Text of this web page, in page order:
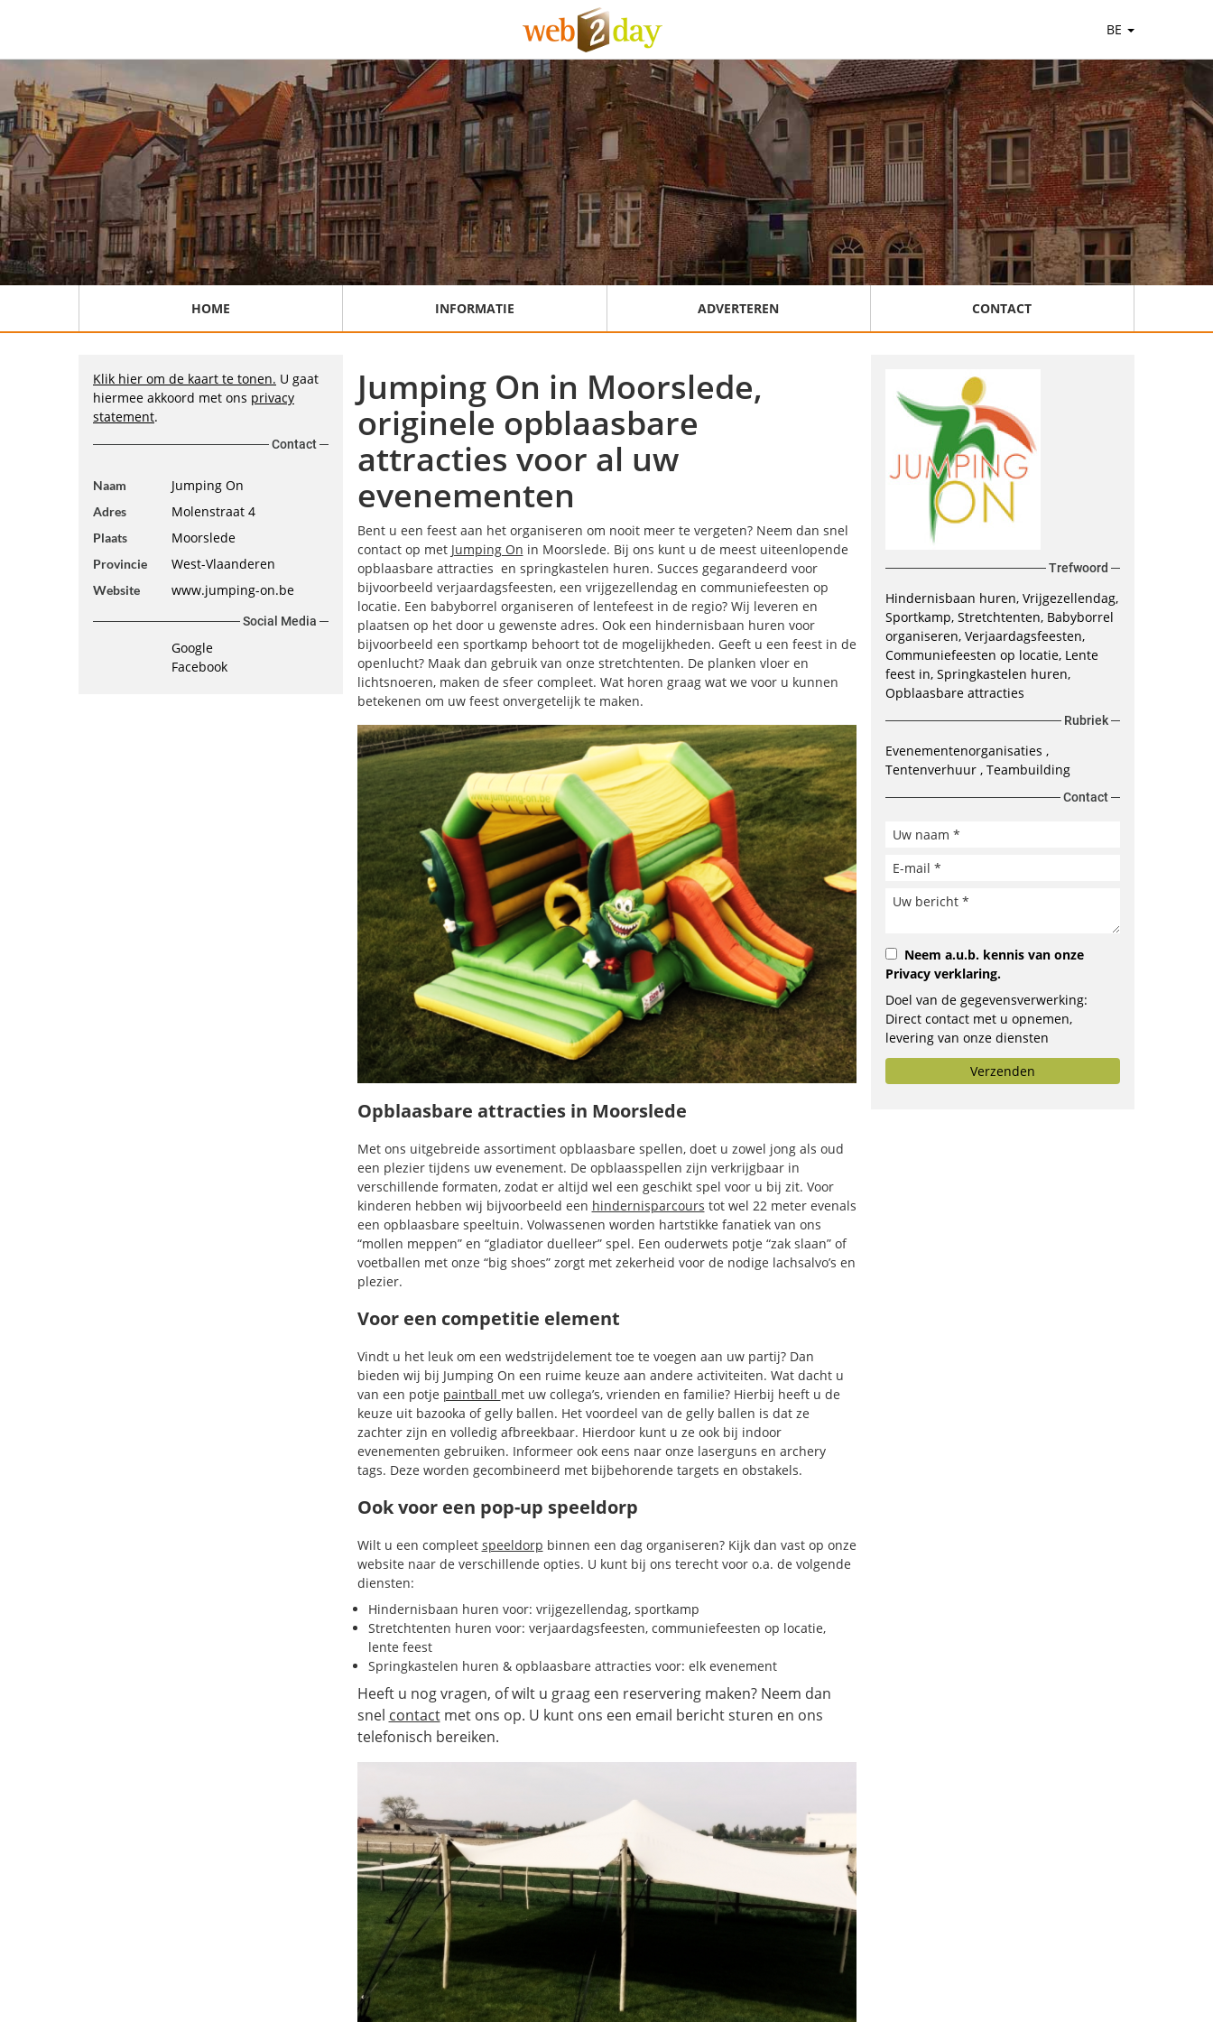
BE
HOME INFORMATIE ADVERTEREN CONTACT
Klik hier om de kaart te tonen. U gaat
hiermee akkoord met ons privacy
statement.
Contact
Naam Jumping On
Adres Molenstraat 4
Plaats Moorslede
Provincie West-Vlaanderen
Website www.jumping-on.be
Social Media
Google
Facebook
Jumping On in Moorslede,
originele opblaasbare
attracties voor al uw
evenementen
Bent u een feest aan het organiseren om nooit meer te vergeten? Neem dan snel
contact op met Jumping On in Moorslede. Bij ons kunt u de meest uiteenlopende
opblaasbare attracties en springkastelen huren. Succes gegarandeerd voor
bijvoorbeeld verjaardagsfeesten, een vrijgezellendag en communiefeesten op
locatie. Een babyborrel organiseren of lentefeest in de regio? Wij leveren en
plaatsen op het door u gewenste adres. Ook een hindernisbaan huren voor
bijvoorbeeld een sportkamp behoort tot de mogelijkheden. Geeft u een feest in de
openlucht? Maak dan gebruik van onze stretchtenten. De planken vloer en
lichtsnoeren, maken de sfeer compleet. Wat horen graag wat we voor u kunnen
betekenen om uw feest onvergetelijk te maken.
Opblaasbare attracties in Moorslede
Met ons uitgebreide assortiment opblaasbare spellen, doet u zowel jong als oud
een plezier tijdens uw evenement. De opblaasspellen zijn verkrijgbaar in
verschillende formaten, zodat er altijd wel een geschikt spel voor u bij zit. Voor
kinderen hebben wij bijvoorbeeld een hindernisparcours tot wel 22 meter evenals
een opblaasbare speeltuin. Volwassenen worden hartstikke fanatiek van ons
“mollen meppen” en “gladiator duelleer” spel. Een ouderwets potje “zak slaan” of
voetballen met onze “big shoes” zorgt met zekerheid voor de nodige lachsalvo’s en
plezier.
Voor een competitie element
Vindt u het leuk om een wedstrijdelement toe te voegen aan uw partij? Dan
bieden wij bij Jumping On een ruime keuze aan andere activiteiten. Wat dacht u
van een potje paintball met uw collega’s, vrienden en familie? Hierbij heeft u de
keuze uit bazooka of gelly ballen. Het voordeel van de gelly ballen is dat ze
zachter zijn en volledig afbreekbaar. Hierdoor kunt u ze ook bij indoor
evenementen gebruiken. Informeer ook eens naar onze laserguns en archery
tags. Deze worden gecombineerd met bijbehorende targets en obstakels.
Ook voor een pop-up speeldorp
Wilt u een compleet speeldorp binnen een dag organiseren? Kijk dan vast op onze
website naar de verschillende opties. U kunt bij ons terecht voor o.a. de volgende
diensten:
Hindernisbaan huren voor: vrijgezellendag, sportkamp
Stretchtenten huren voor: verjaardagsfeesten, communiefeesten op locatie,
lente feest
Springkastelen huren & opblaasbare attracties voor: elk evenement
Heeft u nog vragen, of wilt u graag een reservering maken? Neem dan
snel contactmet ons op. U kunt ons een email bericht sturen en ons
telefonisch bereiken.
Trefwoord
Hindernisbaan huren Vrijgezellendag
Sportkamp Stretchtenten Babyborrel
organiseren Verjaardagsfeesten
Communiefeesten op locatie Lente
feest in Springkastelen huren
Opblaasbare attracties
Rubriek
Evenementenorganisaties
Tentenverhuur Teambuilding
Contact
Neem a.u.b. kennis van onze
Privacy verklaring.
Doel van de gegevensverwerking:
Direct contact met u opnemen,
levering van onze diensten
verbeteren, opstellen van
aanbiedingen of doorsturen aan het
Verzenden